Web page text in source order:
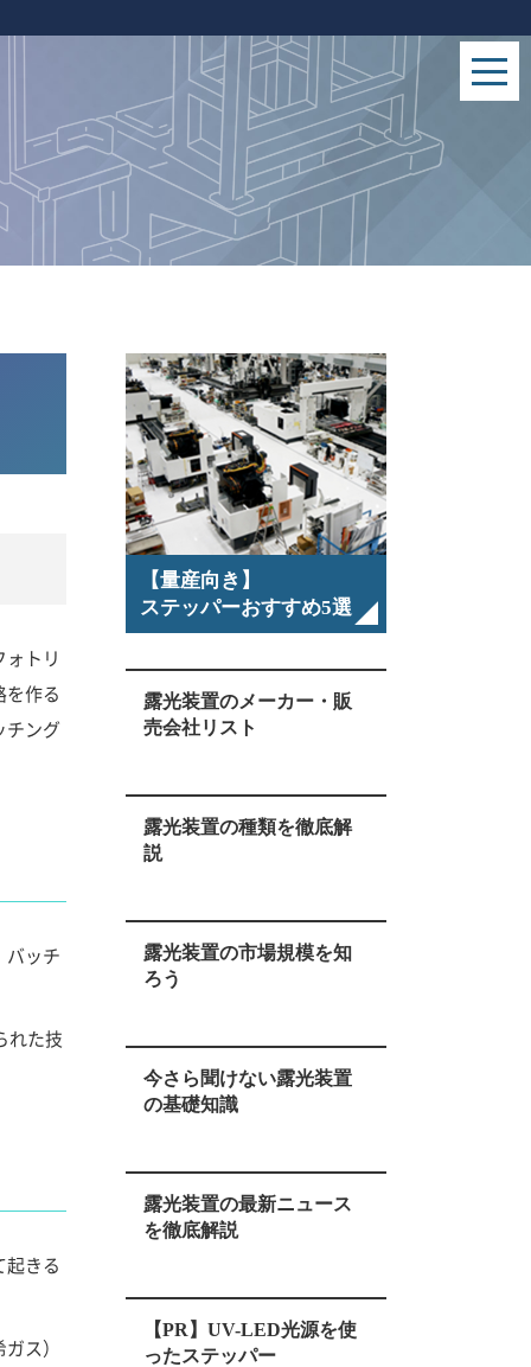
トリ
作る
チング
バッチ
れた技
きる
ス）
【量産向き】
ステッパーおすすめ5選
露光装置のメーカー・販
売会社リスト
露光装置の種類を徹底解
説
露光装置の市場規模を知
ろう
今さら聞けない露光装置
の基礎知識
露光装置の最新ニュース
を徹底解説
【PR】UV-LED光源を使
ったステッパー